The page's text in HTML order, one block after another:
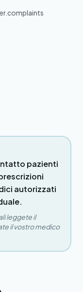
pazienti
autorizzati
leggete il
il vostro medico